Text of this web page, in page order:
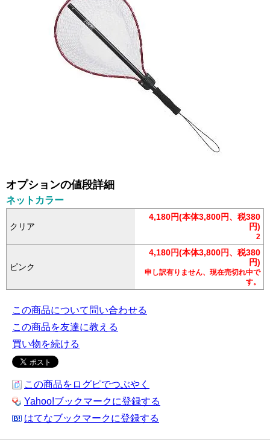
オプションの値段詳細
ネットカラー
クリア
4,180円(本体3,800円、税380
円)
2
ピンク
4,180円(本体3,800円、税380
円)
申し訳有りません、現在売切れ中で
す。
この商品について問い合わせる
この商品を友達に教える
買い物を続ける
この商品をログピでつぶやく
Yahoo!ブックマークに登録する
はてなブックマークに登録する